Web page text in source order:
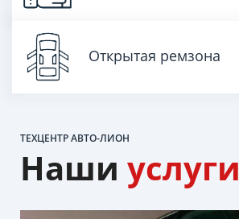
Открытая ремзона
ТЕХЦЕНТР АВТО-ЛИОН
Наши услуги